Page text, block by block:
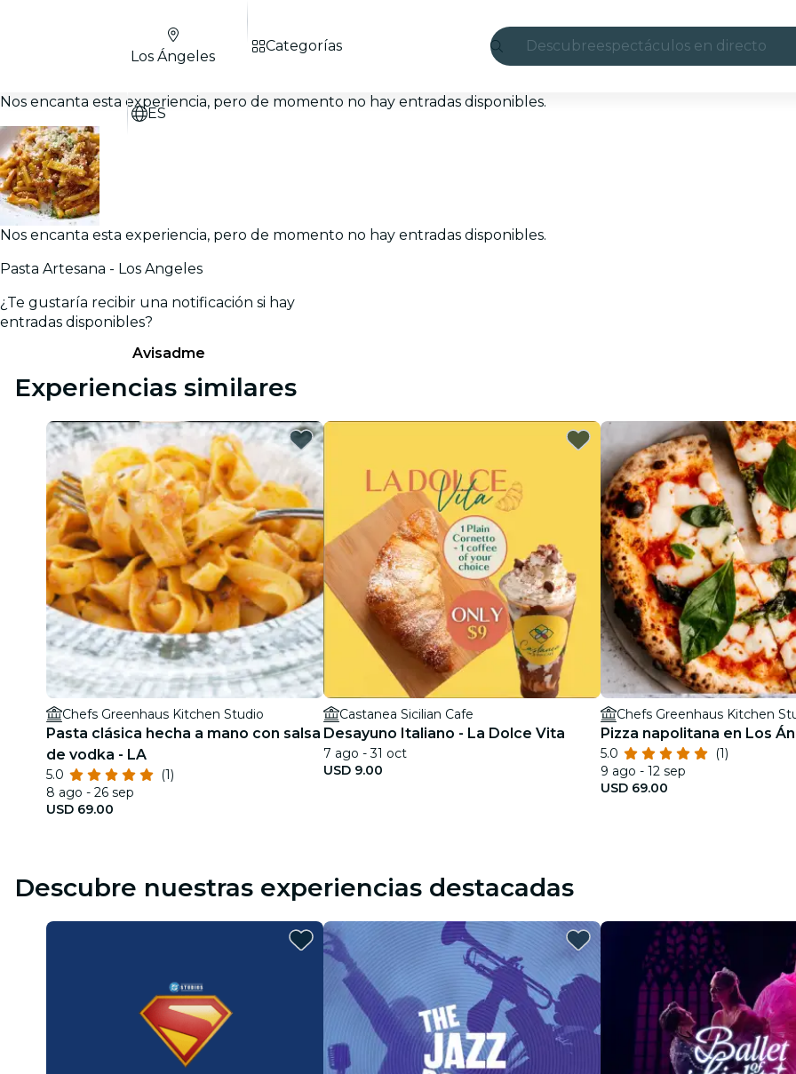
Descubreespectáculos en directo
restaurantes
cine
Los Ángeles
ES
Categorías
Nos encanta esta experiencia, pero de momento no hay entradas disponibles.
Nos encanta esta experiencia, pero de momento no hay entradas disponibles.
Pasta Artesana - Los Angeles
¿Te gustaría recibir una notificación si hay
entradas disponibles?
Avisadme
Experiencias similares
Chefs Greenhaus Kitchen Studio
Pasta clásica hecha a mano con salsa
de vodka - LA
5.0
(1)
8 ago - 26 sep
USD 69.00
Castanea Sicilian Cafe
Desayuno Italiano - La Dolce Vita
7 ago - 31 oct
USD 9.00
Chefs Greenhaus Kitchen
Pizza napolitana en Los
5.0
(1)
9 ago - 12 sep
USD 69.00
Descubre nuestras experiencias destacadas